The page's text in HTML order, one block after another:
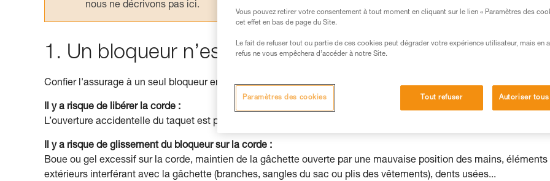
nous ne décrivons pas ici.
1. Un bloqueur n’est pas infaillible
Confier l'assurage à un seul bloqueur en mouvement sur la corde n'est pas sans risque.
Il y a risque de libérer la corde :
L’ouverture accidentelle du taquet est possible lors d’un mouvement de remontée.
Il y a risque de glissement du bloqueur sur la corde :
Boue ou gel excessif sur la corde, maintien de la gâchette ouverte par une mauvaise position des mains, éléments
extérieurs interférant avec la gâchette (branches, sangles du sac ou plis des vêtements), dents usées...
Vous pouvez retirer votre consentement à tout moment en cliquant sur le lien « Paramètres des
cet effet en bas de page du Site.
Le fait de refuser tout ou partie de ces cookies peut dégrader votre expérience utilisateur, mais en
refus ne vous empêchera d’accéder à notre Site.
Tout refuser Autoriser
Paramètres des cookies